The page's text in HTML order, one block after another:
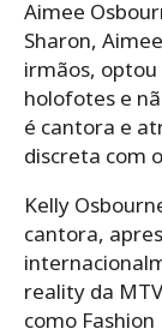
Aimee
Sharon,
irmãos,
holofotes e
é cantora e
discreta com
Kelly
cantora,
reality da
como Fashion